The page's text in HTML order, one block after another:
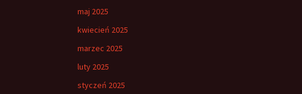
maj 2025
kwiecień 2025
marzec 2025
luty 2025
styczeń 2025